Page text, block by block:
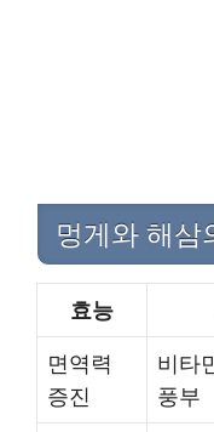
멍게와 해삼
효능
면역력
증진
비타
풍부